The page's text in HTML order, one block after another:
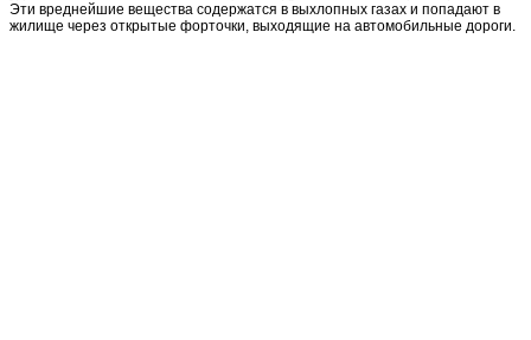
Эти вреднейшие вещества содержатся в выхлопных газах и попадают в
жилище через открытые форточки, выходящие на автомобильные дороги.